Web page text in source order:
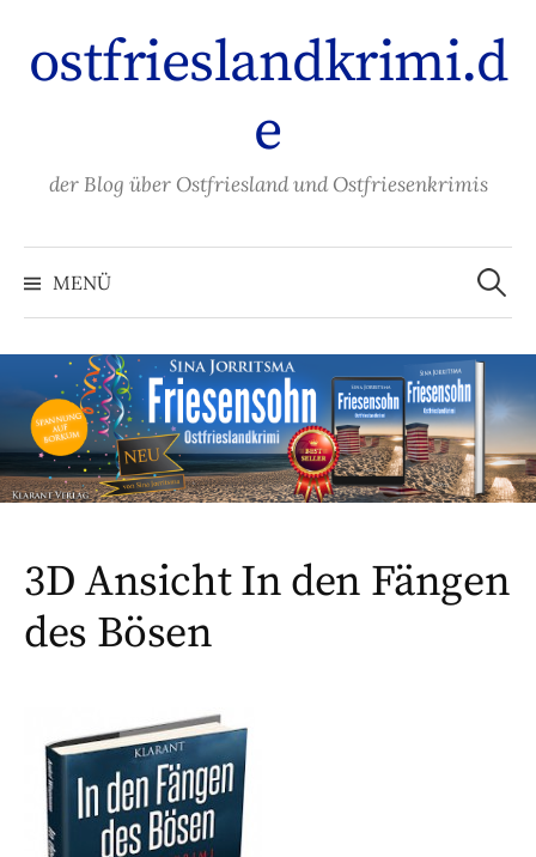
Inhalt
überspringen
ostfrieslandkrimi.d
e
der Blog über Ostfriesland und Ostfriesenkrimis
MENÜ
Suchen
nach:
3D Ansicht In den Fängen
des Bösen